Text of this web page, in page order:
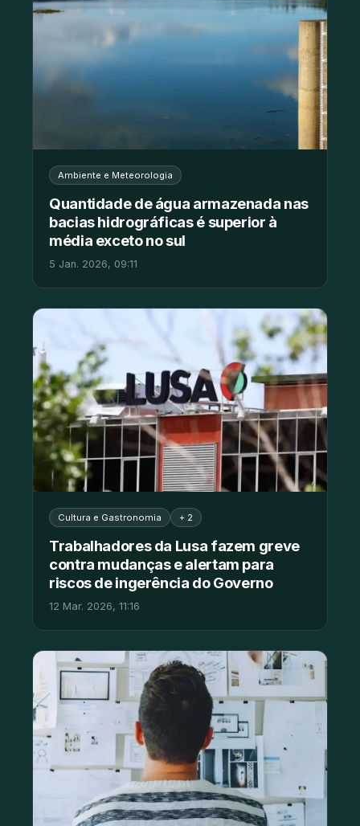
Ambiente e Meteorologia
Quantidade de água armazenada nas
bacias hidrográficas é superior à
média exceto no sul
5 Jan. 2026, 09:11
Cultura e Gastronomia + 2
Trabalhadores da Lusa fazem greve
contra mudanças e alertam para
riscos de ingerência do Governo
12 Mar. 2026, 11:16